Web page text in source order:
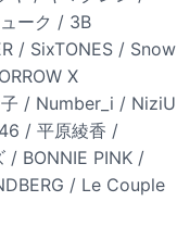
ーク / 3B
/ SixTONES / Snow
X
/ Number_i / NiziU
/ 平原綾香 /
/ BONNIE PINK /
/ Le Couple